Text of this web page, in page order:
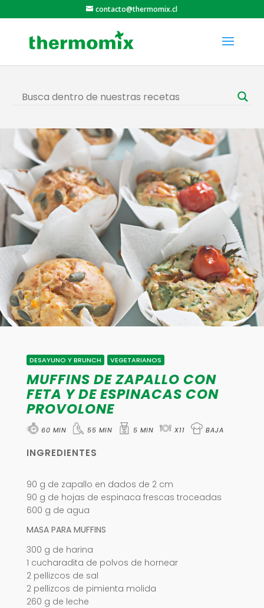
contacto@thermomix.cl
DESAYUNO Y BRUNCH VEGETARIANOS
MUFFINS DE ZAPALLO CON
FETA Y DE ESPINACAS CON
PROVOLONE
60 MIN 55 MIN 5 MIN X11 BAJA
INGREDIENTES
90 g de zapallo en dados de 2 cm
90 g de hojas de espinaca frescas troceadas
600 g de agua
MASA PARA MUFFINS
300 g de harina
1 cucharadita de polvos de hornear
2 pellizcos de sal
2 pellizcos de pimienta molida
260 g de leche